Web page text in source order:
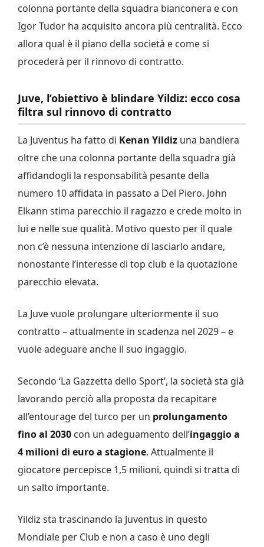
colonna portante della squadra bianconera e con
Igor Tudor ha acquisito ancora più centralità. Ecco
allora qual è il piano della società e come si
procederà per il rinnovo di contratto.
Juve, l’obiettivo è blindare Yildiz: ecco cosa
filtra sul rinnovo di contratto
La Juventus ha fatto di Kenan Yildiz una bandiera
oltre che una colonna portante della squadra già
affidandogli la responsabilità pesante della
numero 10 affidata in passato a Del Piero. John
Elkann stima parecchio il ragazzo e crede molto in
lui e nelle sue qualità. Motivo questo per il quale
non c’è nessuna intenzione di lasciarlo andare,
nonostante l’interesse di top club e la quotazione
parecchio elevata.
La Juve vuole prolungare ulteriormente il suo
contratto – attualmente in scadenza nel 2029 – e
vuole adeguare anche il suo ingaggio.
Secondo ‘La Gazzetta dello Sport’, la società sta già
lavorando perciò alla proposta da recapitare
all’entourage del turco per un prolungamento
fino al 2030 con un adeguamento dell’ingaggio a
4 milioni di euro a stagione. Attualmente il
giocatore percepisce 1,5 milioni, quindi si tratta di
un salto importante.
Yildiz sta trascinando la Juventus in questo
Mondiale per Club e non a caso è uno degli